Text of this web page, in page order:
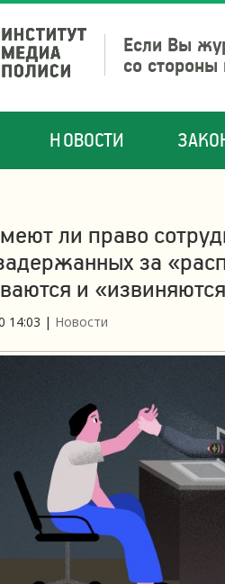
Если Вы
со
НОВОСТИ
ли право
за
и
14:03 | Новости